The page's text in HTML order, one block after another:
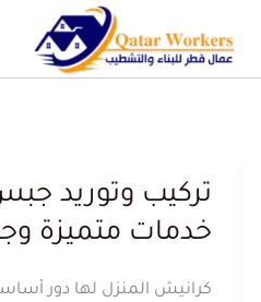
تركيب وتوريد
خدمات متميزة
كرانيش المنزل لها دور